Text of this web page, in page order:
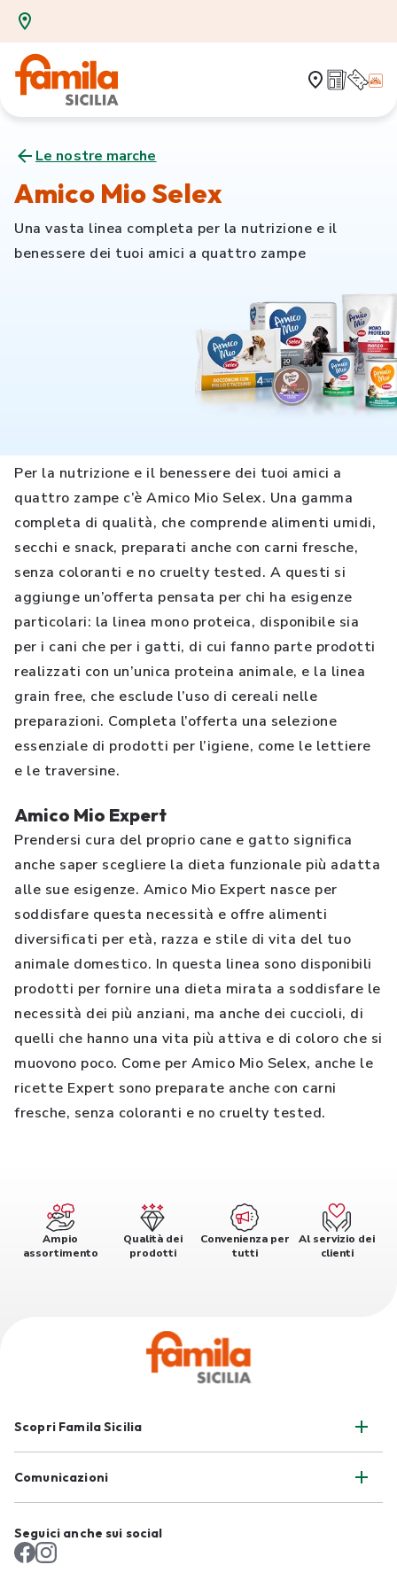
Le nostre marche
Amico Mio Selex
Una vasta linea completa per la nutrizione e il
benessere dei tuoi amici a quattro zampe
Per la nutrizione e il benessere dei tuoi amici a
quattro zampe c’è Amico Mio Selex. Una gamma
completa di qualità, che comprende alimenti umidi,
secchi e snack, preparati anche con carni fresche,
senza coloranti e no cruelty tested. A questi si
aggiunge un’offerta pensata per chi ha esigenze
particolari: la linea mono proteica, disponibile sia
per i cani che per i gatti, di cui fanno parte prodotti
realizzati con un’unica proteina animale, e la linea
grain free, che esclude l’uso di cereali nelle
preparazioni. Completa l’offerta una selezione
essenziale di prodotti per l’igiene, come le lettiere
e le traversine.
Amico Mio Expert
Prendersi cura del proprio cane e gatto significa
anche saper scegliere la dieta funzionale più adatta
alle sue esigenze. Amico Mio Expert nasce per
soddisfare questa necessità e offre alimenti
diversificati per età, razza e stile di vita del tuo
animale domestico. In questa linea sono disponibili
prodotti per fornire una dieta mirata a soddisfare le
necessità dei più anziani, ma anche dei cuccioli, di
quelli che hanno una vita più attiva e di coloro che si
muovono poco. Come per Amico Mio Selex, anche le
ricette Expert sono preparate anche con carni
fresche, senza coloranti e no cruelty tested.
Ampio
assortimento
Qualità dei
prodotti
Convenienza per
tutti
Al servizio dei
clienti
Scopri Famila Sicilia
Comunicazioni
Seguici anche sui social